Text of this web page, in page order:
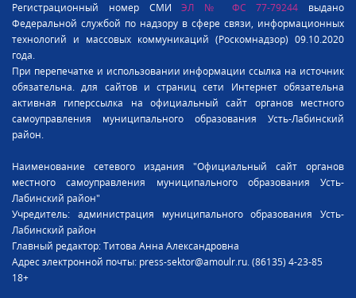
Регистрационный номер СМИЭЛ № ФС 77-79244 выдано
Федеральной службой по надзору в сфере связи, информационных
технологий и массовых коммуникаций (Роскомнадзор) 09.10.2020
года.
При перепечатке и использовании информации ссылка на источник
обязательна. для сайтов и страниц сети Интернет обязательна
активная гиперссылка на официальный сайт органов местного
самоуправления муниципального образования Усть-Лабинский
район.
Наименование сетевого издания "Официальный сайт органов
местного самоуправления муниципального образования Усть-
Лабинский район"
Учредитель: администрация муниципального образования Усть-
Лабинский район
Главный редактор: Титова Анна Александровна
Адрес электронной почты: press-sektor@amoulr.ru. (86135) 4-23-85
18+